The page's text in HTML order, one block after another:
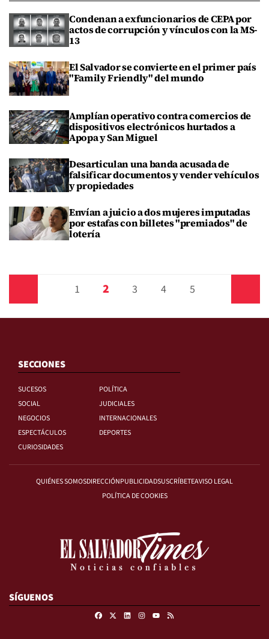
Condenan a exfuncionarios de CEPA por
actos de corrupción y vínculos con la MS-
13
El Salvador se convierte en el primer país
"Family Friendly" del mundo
Amplían operativo contra comercios de
dispositivos electrónicos hurtados a
Apopa y San Miguel
Desarticulan una banda acusada de
falsificar documentos y vender vehículos
y propiedades
Envían a juicio a dos mujeres imputadas
por estafas con billetes "premiados" de
lotería
1 2 3 4 5
SECCIONES
SUCESOS
POLÍTICA
SOCIAL
JUDICIALES
NEGOCIOS
INTERNACIONALES
ESPECTÁCULOS
DEPORTES
CURIOSIDADES
QUIÉNES SOMOSDIRECCIÓNPUBLICIDADSUSCRÍBETEAVISO LEGAL
POLÍTICA DE COOKIES
SÍGUENOS
FacebookLinkedinInstagramRSS